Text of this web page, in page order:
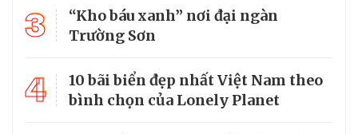
3
“Kho báu xanh” nơi đại ngàn
Trường Sơn
4
10 bãi biển đẹp nhất Việt Nam theo
bình chọn của Lonely Planet